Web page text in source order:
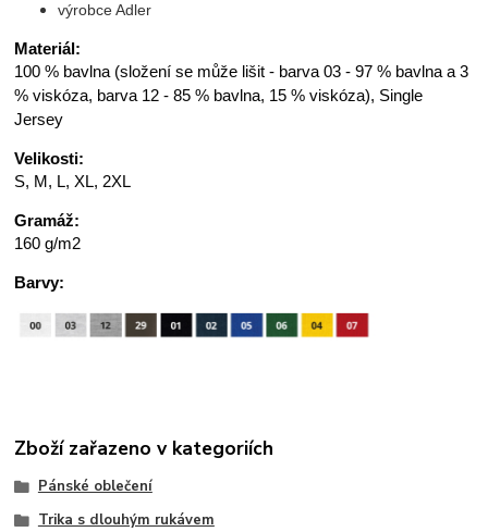
výrobce Adler
Materiál:
100 % bavlna (složení se může lišit - barva 03 - 97 % bavlna a 3
% viskóza, barva 12 - 85 % bavlna, 15 % viskóza), Single
Jersey
Velikosti:
S, M, L, XL, 2XL
Gramáž:
160 g/m2
Barvy:
Zboží zařazeno v kategoriích
Pánské oblečení
Trika s dlouhým rukávem